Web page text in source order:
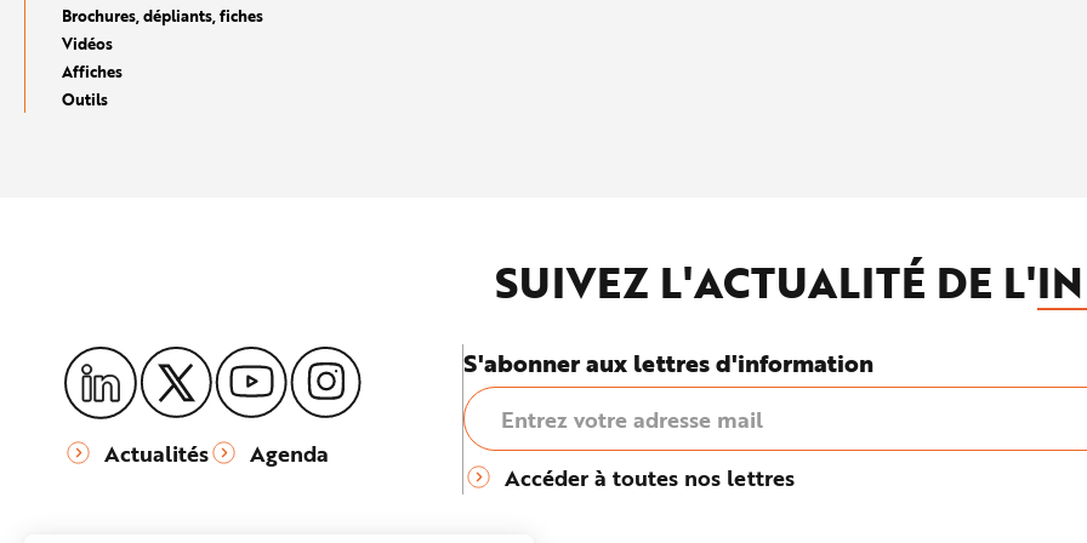
Brochures, dépliants, fiches
Vidéos
Affiches
Outils
SUIVEZ L'ACTUALITÉ DE L'
Actualités Agenda
S'abonner aux lettres d'information
Accéder à toutes nos lettres